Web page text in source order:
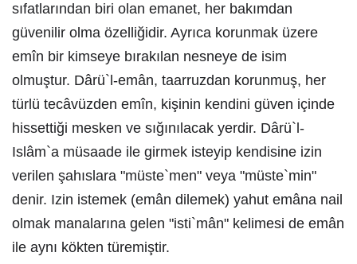
sıfatlarından biri olan emanet, her bakımdan
güvenilir olma özelliğidir. Ayrıca korunmak üzere
emîn bir kimseye bırakılan nesneye de isim
olmuştur. Dârü`l-emân, taarruzdan korunmuş, her
türlü tecâvüzden emîn, kişinin kendini güven içinde
hissettiği mesken ve sığınılacak yerdir. Dârü`l-
Islâm`a müsaade ile girmek isteyip kendisine izin
verilen şahıslara "müste`men" veya "müste`min"
denir. Izin istemek (emân dilemek) yahut emâna nail
olmak manalarına gelen "isti`mân" kelimesi de emân
ile aynı kökten türemiştir.